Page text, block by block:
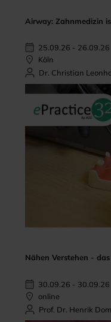
Airway: Zahnmedizin
25.09.26 - 26.09.26
Köln
Dr. Christian
Nähen Verstehen -
30.09.26 - 30.09.26
online
Prof. Dr. Henrik